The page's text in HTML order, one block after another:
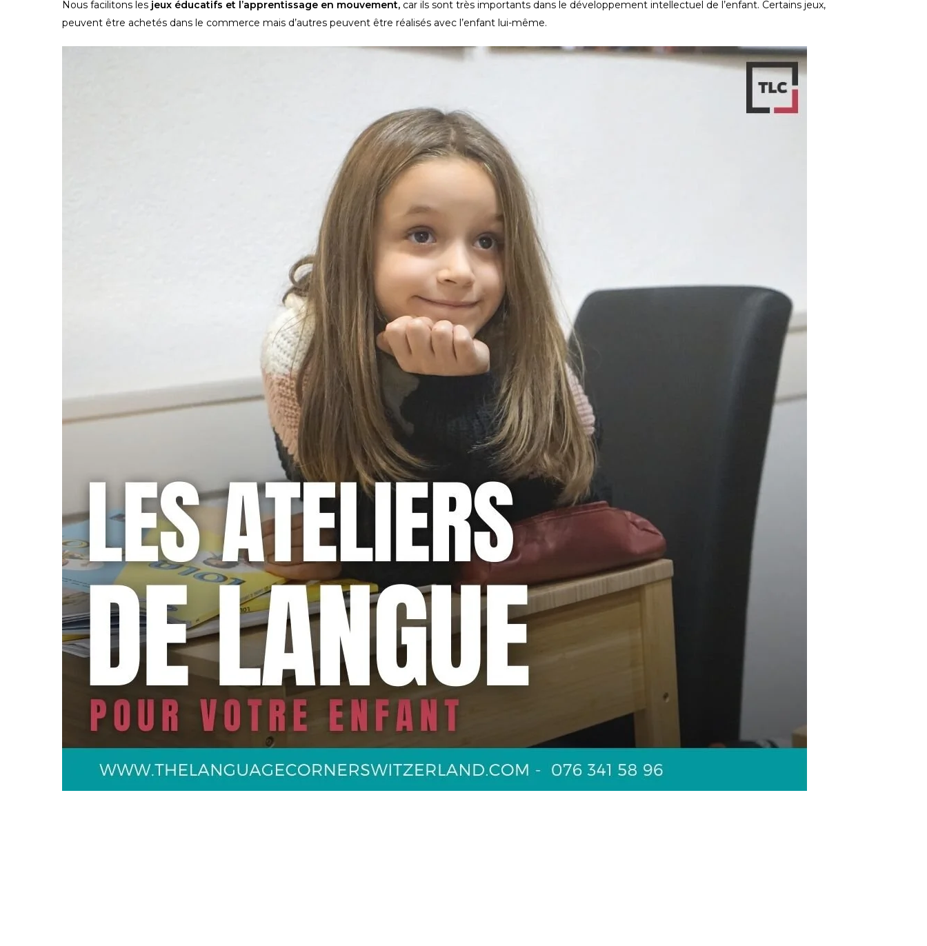
Nous facilitons les jeux éducatifs et l’apprentissage en mouvement, car ils sont très importants dans le développement intellectuel de l’enfant. Certains jeux,
peuvent être achetés dans le commerce mais d’autres peuvent être réalisés avec l’enfant lui-même.